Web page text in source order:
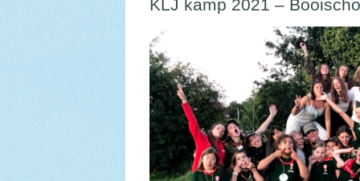
KLJ kamp 2021 –